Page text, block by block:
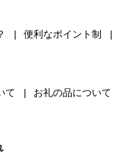
便利なポイント制
て
お礼の品について